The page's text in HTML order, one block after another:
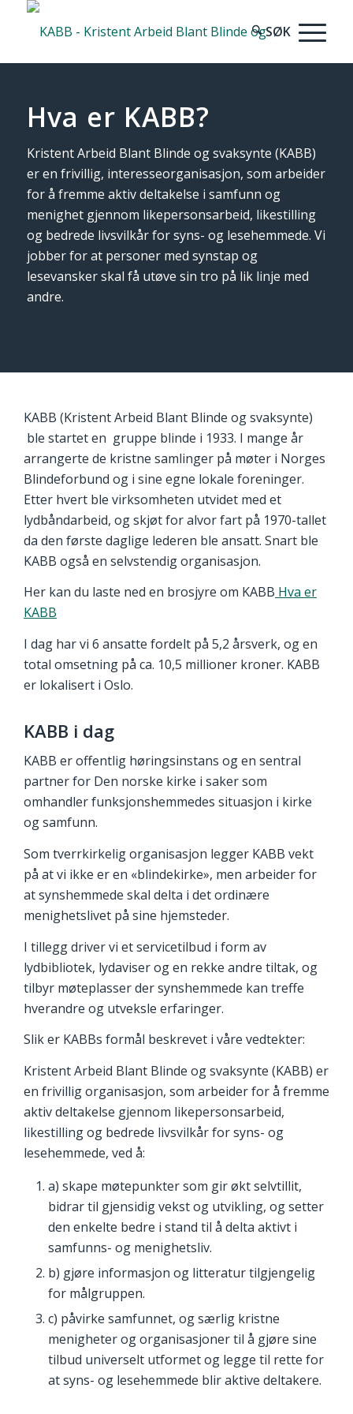
Hva er KABB?
Kristent Arbeid Blant Blinde og svaksynte (KABB)
er en frivillig, interesseorganisasjon, som arbeider
for å fremme aktiv deltakelse i samfunn og
menighet gjennom likepersonsarbeid, likestilling
og bedrede livsvilkår for syns- og lesehemmede. Vi
jobber for at personer med synstap og
lesevansker skal få utøve sin tro på lik linje med
andre.
KABB (Kristent Arbeid Blant Blinde og svaksynte)
ble startet en gruppe blinde i 1933. I mange år
arrangerte de kristne samlinger på møter i Norges
Blindeforbund og i sine egne lokale foreninger.
Etter hvert ble virksomheten utvidet med et
lydbåndarbeid, og skjøt for alvor fart på 1970-tallet
da den første daglige lederen ble ansatt. Snart ble
KABB også en selvstendig organisasjon.
Her kan du laste ned en brosjyre om KABB Hva er
KABB
I dag har vi 6 ansatte fordelt på 5,2 årsverk, og en
total omsetning på ca. 10,5 millioner kroner. KABB
er lokalisert i Oslo.
KABB i dag
KABB er offentlig høringsinstans og en sentral
partner for Den norske kirke i saker som
omhandler funksjonshemmedes situasjon i kirke
og samfunn.
Som tverrkirkelig organisasjon legger KABB vekt
på at vi ikke er en «blindekirke», men arbeider for
at synshemmede skal delta i det ordinære
menighetslivet på sine hjemsteder.
I tillegg driver vi et servicetilbud i form av
lydbibliotek, lydaviser og en rekke andre tiltak, og
tilbyr møteplasser der synshemmede kan treffe
hverandre og utveksle erfaringer.
Slik er KABBs formål beskrevet i våre vedtekter:
Kristent Arbeid Blant Blinde og svaksynte (KABB) er
en frivillig organisasjon, som arbeider for å fremme
aktiv deltakelse gjennom likepersonsarbeid,
likestilling og bedrede livsvilkår for syns- og
lesehemmede, ved å:
a) skape møtepunkter som gir økt selvtillit,
bidrar til gjensidig vekst og utvikling, og setter
den enkelte bedre i stand til å delta aktivt i
samfunns- og menighetsliv.
b) gjøre informasjon og litteratur tilgjengelig
for målgruppen.
c) påvirke samfunnet, og særlig kristne
menigheter og organisasjoner til å gjøre sine
tilbud universelt utformet og legge til rette for
at syns- og lesehemmede blir aktive deltakere.